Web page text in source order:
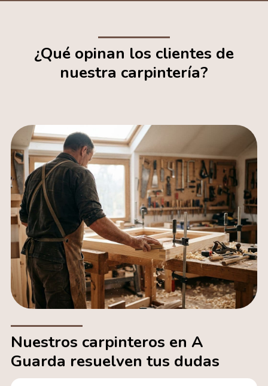
¿Qué opinan los clientes de
nuestra carpintería?
Nuestros carpinteros en A
Guarda resuelven tus dudas